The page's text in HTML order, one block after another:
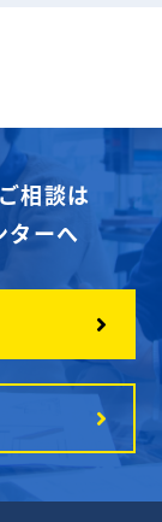
相談は
ターへ